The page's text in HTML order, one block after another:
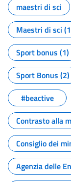
maestri di sci
Maestri di sci
Sport bonus (1)
Sport Bonus (2)
#beactive
Contrasto alla
Consiglio dei
Agenzia delle